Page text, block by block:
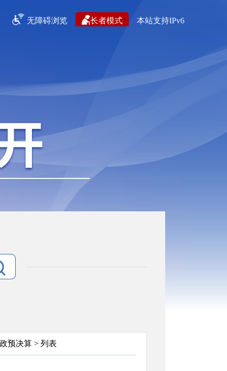
无障碍浏览 长者模式 本站支持IPv6
预决算 > 列表